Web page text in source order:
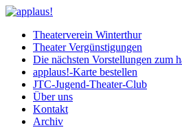
Theaterverein Winterthur
Theater Vergünstigungen
Die nächsten Vorstellungen zum
applaus!-Karte bestellen
JTC-Jugend-Theater-Club
Über uns
Kontakt
Archiv